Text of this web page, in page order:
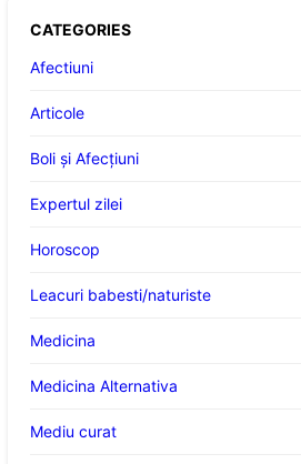
CATEGORIES
Afectiuni
Articole
Boli și Afecțiuni
Expertul zilei
Horoscop
Leacuri babesti/naturiste
Medicina
Medicina Alternativa
Mediu curat